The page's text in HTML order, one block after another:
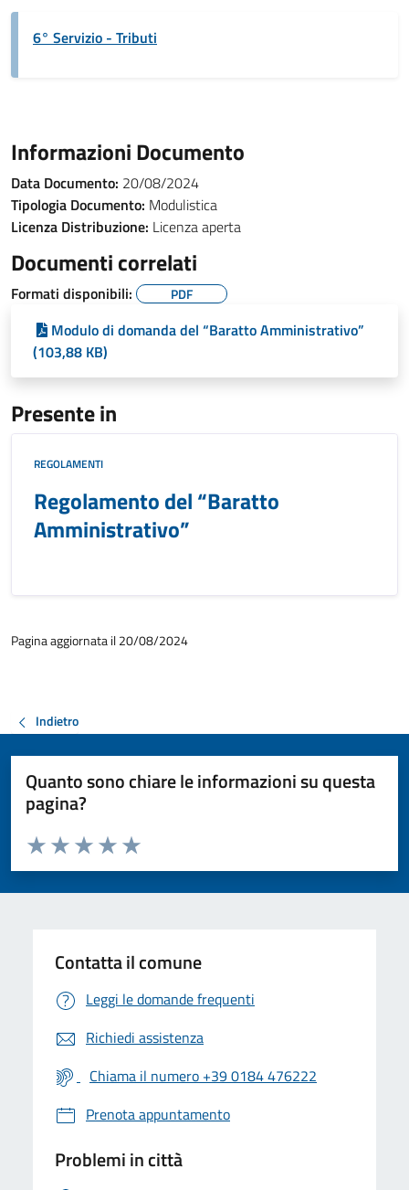
6° Servizio - Tributi
Informazioni Documento
Data Documento: 20/08/2024
Tipologia Documento: Modulistica
Licenza Distribuzione: Licenza aperta
Documenti correlati
Formati disponibili: PDF
Modulo di domanda del “Baratto Amministrativo”
(103,88 KB)
Presente in
REGOLAMENTI
Regolamento del “Baratto
Amministrativo”
Pagina aggiornata il 20/08/2024
Indietro
Quanto sono chiare le informazioni su questa
pagina?
Valuta da 1 a 5 stelle la pagina
Valuta 5 stelle su 5
Valuta 4 stelle su 5
Valuta 3 stelle su 5
Valuta 2 stelle su 5
Valuta 1 stelle su 5
Contatta il comune
Leggi le domande frequenti
Richiedi assistenza
Chiama il numero +39 0184 476222
Prenota appuntamento
Problemi in città